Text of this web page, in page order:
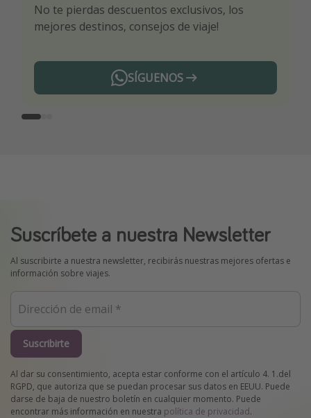
No te pierdas descuentos exclusivos, los
mejores destinos, consejos de viaje!
SÍGUENOS
Sé el primero en reservar nuestros chollazos
¡Recibe las mejores ofertas seleccionadas para
ti por nuestros expertos en viajes
Telegram
Suscríbete a nuestra Newsletter
Al suscribirte a nuestra newsletter, recibirás nuestras mejores ofertas e
información sobre viajes.
Suscribirte
Al dar su consentimiento, acepta estar conforme con el artículo 4. 1.del
RGPD, que autoriza que se puedan procesar sus datos en EEUU. Puede
darse de baja de nuestro boletín en cualquier momento. Puede
encontrar más información en nuestra política de privacidad.